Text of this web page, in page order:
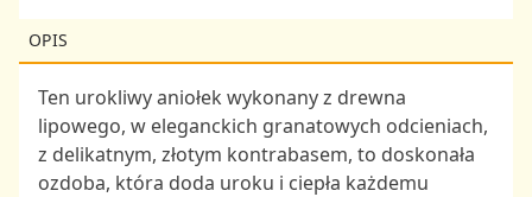
OPIS
Ten urokliwy aniołek wykonany z drewna
lipowego, w eleganckich granatowych odcieniach,
z delikatnym, złotym kontrabasem, to doskonała
ozdoba, która doda uroku i ciepła każdemu